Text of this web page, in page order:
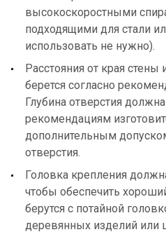
высокоскоростными
подходящими для стали
использовать не нужно).
Расстояния от края
берется согласно
Глубина отверстия
рекомендациям
дополнительным
отверстия.
Головка крепления
чтобы обеспечить
берутся с потайной
деревянных изделий или